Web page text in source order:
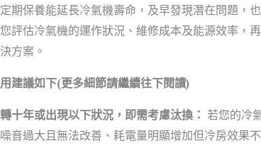
期保養能延長冷氣機壽命，及早發現潛在問題，
評估冷氣機的運作狀況、維修成本及能源效率，
方案。
建議如下(更多細節請繼續往下閱讀)
十年或出現以下狀況，即需考慮汰換： 若您的冷
音過大且無法改善、耗電量明顯增加但冷房效果